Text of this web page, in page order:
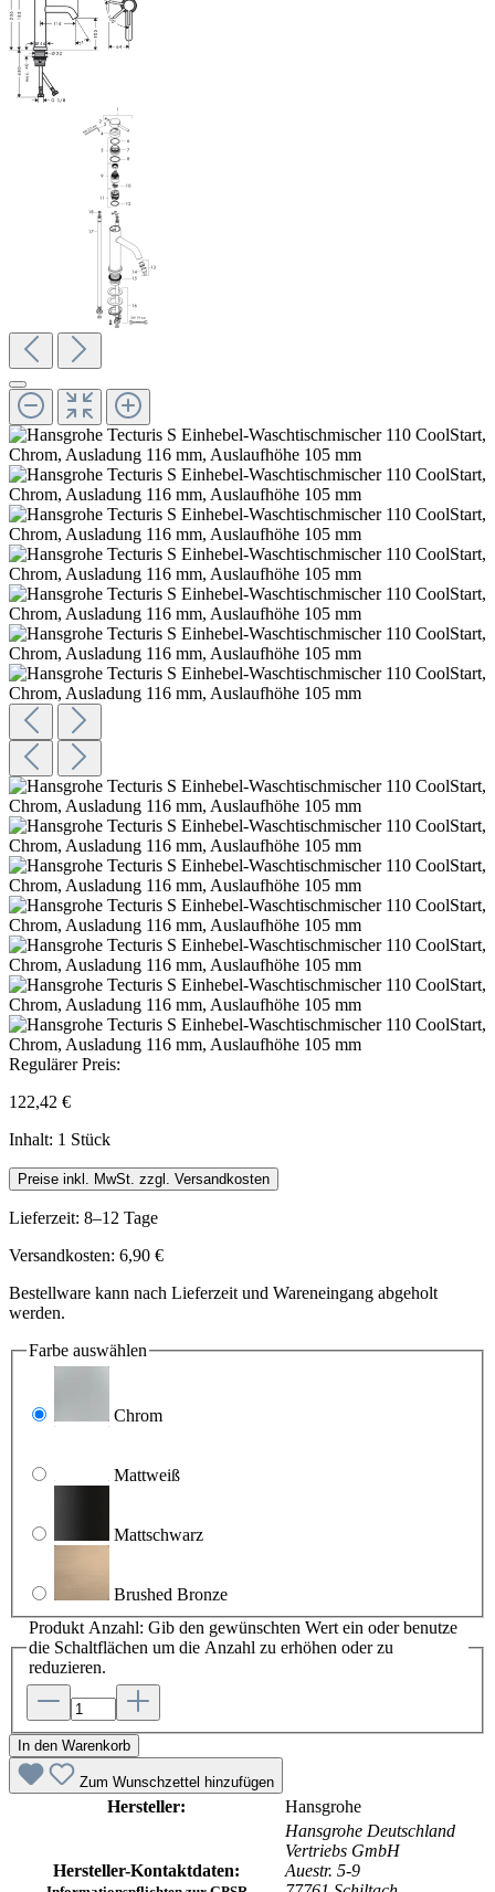
Regulärer Preis:
122,42 €
Inhalt: 1 Stück
Preise inkl. MwSt. zzgl. Versandkosten
Lieferzeit: 8–12 Tage
Versandkosten: 6,90 €
Bestellware kann nach Lieferzeit und Wareneingang abgeholt
werden.
Farbe auswählen
Chrom
Mattweiß
Mattschwarz
Brushed Bronze
Produkt Anzahl: Gib den gewünschten Wert ein oder benutze
die Schaltflächen um die Anzahl zu erhöhen oder zu
reduzieren.
In den Warenkorb
Zum Wunschzettel hinzufügen
Hersteller: Hansgrohe
Hersteller-Kontaktdaten:
Hansgrohe Deutschland
Vertriebs GmbH
Auestr. 5-9